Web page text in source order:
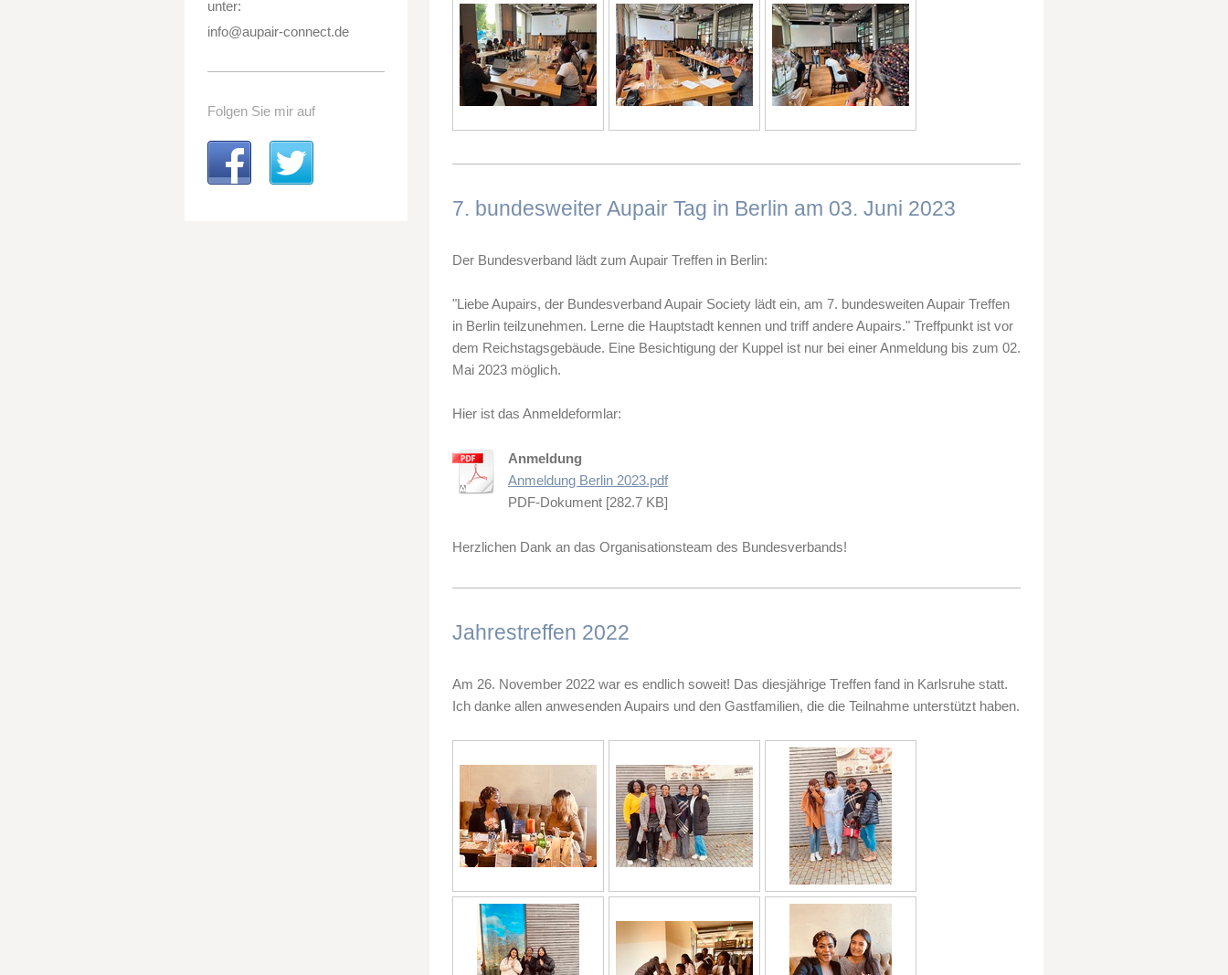
7. bundesweiter Aupair Tag in Berlin am 03. Juni 2023
Der Bundesverband lädt zum Aupair Treffen in Berlin:
"Liebe Aupairs, der Bundesverband Aupair Society lädt ein, am 7. bundesweiten Aupair Treffen
in Berlin teilzunehmen. Lerne die Hauptstadt kennen und triff andere Aupairs." Treffpunkt ist vor
dem Reichstagsgebäude. Eine Besichtigung der Kuppel ist nur bei einer Anmeldung bis zum 02.
Mai 2023 möglich.
Hier ist das Anmeldeformlar:
Anmeldung
Anmeldung Berlin 2023.pdf
PDF-Dokument [282.7 KB]
Herzlichen Dank an das Organisationsteam des Bundesverbands!
Jahrestreffen 2022
Am 26. November 2022 war es endlich soweit! Das diesjährige Treffen fand in Karlsruhe statt.
Ich danke allen anwesenden Aupairs und den Gastfamilien, die die Teilnahme unterstützt haben.
unter:
info@aupair-connect.de
Folgen Sie mir auf